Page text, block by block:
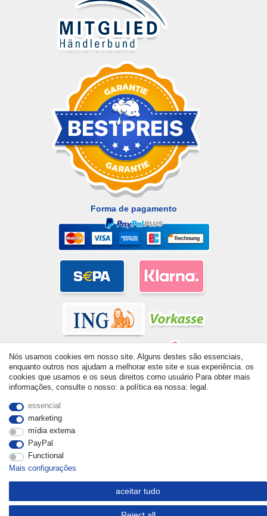
Forma de pagamento
© Copyright 2026 | Todos os direitos reservados. - All rights
Nós usamos cookies em nosso site. Alguns destes são essenciais,
enquanto outros nos ajudam a melhorar este site e sua experiência. os
cookies que usamos e os seus direitos como usuário Para obter mais
informações, consulte o nosso: a política ea nossa: legal.
essencial
marketing
mídia externa
PayPal
Functional
Mais configurações
aceitar tudo